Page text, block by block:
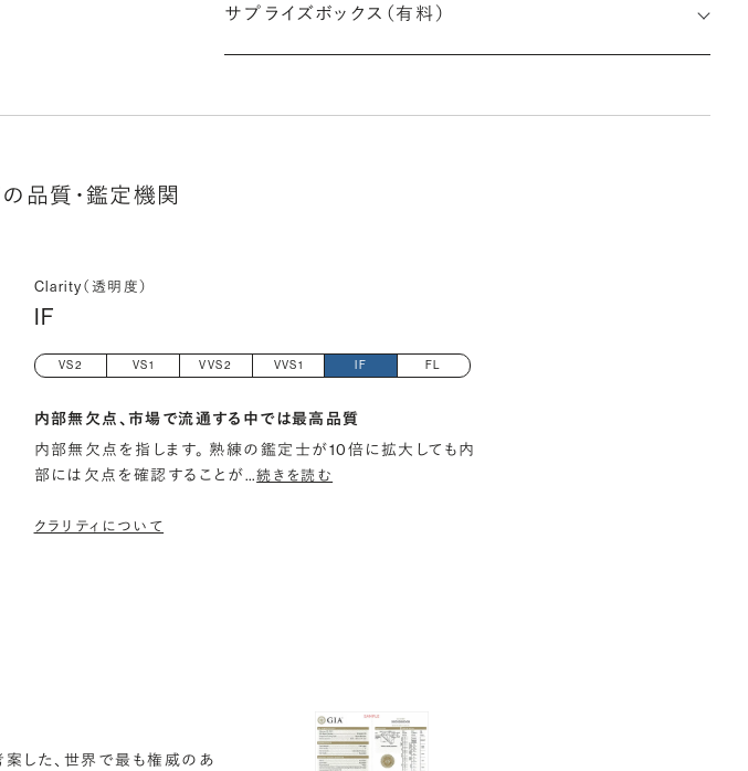
(長さx幅×深さ)
サプライズボックス（有料）
品質・鑑定機関
Clarity（透明度）
IF
VS2 VS1 VVS2 VVS1 IF FL
内部無欠点、市場で流通する中では最高品質
内部無欠点を指します。 熟練の鑑定士が10倍に拡大しても内
部には欠点を確認することが…続きを読む
クラリティについて
した、世界で最も権威のあ